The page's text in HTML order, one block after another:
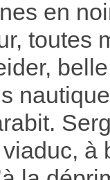
en
toutes
à